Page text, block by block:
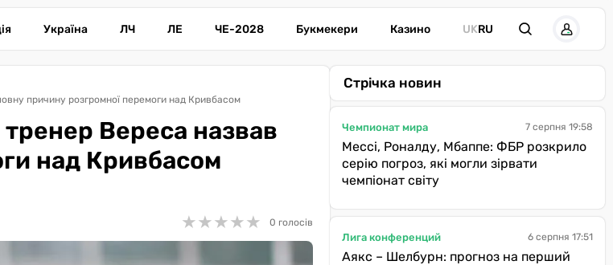
Україна ЛЧ ЛЕ ЧЕ-2028 Букмекери Казино UKRU
причину розгромної перемоги над Кривбасом
Вереса назвав
над Кривбасом
★★★★★
★★★★★ 0 голосів
Стрічка новин
Чемпионат мира 7 серпня 19:58
Мессі, Роналду, Мбаппе: ФБР розкрило
серію погроз, які могли зірвати
чемпіонат світу
Лига конференций 6 серпня 17:51
Аякс – Шелбурн: прогноз на перший